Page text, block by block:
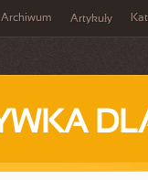
Archiwum Artykuły